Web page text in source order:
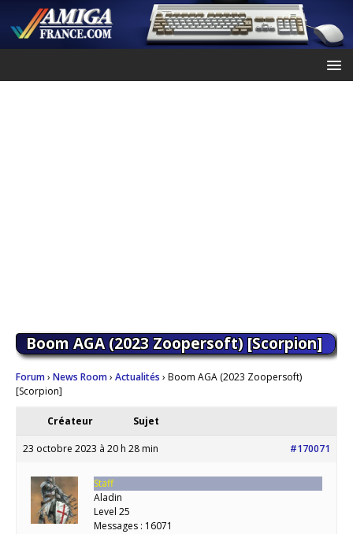
Boom AGA (2023 Zoopersoft) [Scorpion]
Forum› News Room› Actualités › Boom AGA (2023 Zoopersoft)
[Scorpion]
Créateur Sujet
23 octobre 2023 à 20 h 28 min #170071
Staff
Aladin
Level 25
Messages : 16071